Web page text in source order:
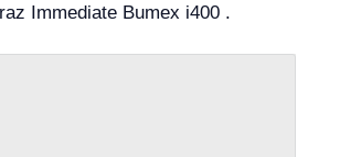
Immediate Bumex i400 .